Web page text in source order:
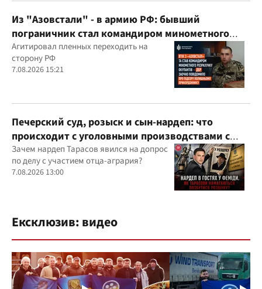
Из "Азовстали" - в армию РФ: бывший
пограничник стал командиром минометного
расчета оккупантов
Агитировал пленных переходить на
сторону РФ
7.08.2026 15:21
Печерский суд, розыск и сын-нардеп: что
происходит с уголовными производствами с
участием агробарона Тарасова?
Зачем нардеп Тарасов явился на допрос
по делу с участием отца-агрария?
7.08.2026 13:00
Ексклюзив: видео